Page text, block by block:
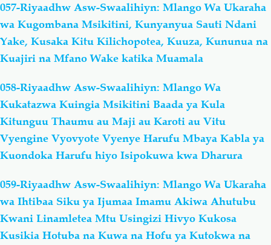
057-Riyaadhw Asw-Swaalihiyn: Mlango Wa Ukaraha
wa Kugombana Msikitini, Kunyanyua Sauti Ndani
Yake, Kusaka Kitu Kilichopotea, Kuuza, Kununua na
Kuajiri na Mfano Wake katika Muamala
058-Riyaadhw Asw-Swaalihiyn: Mlango Wa
Kukatazwa Kuingia Msikitini Baada ya Kula
Kitunguu Thaumu au Maji au Karoti au Vitu
Vyengine Vyovyote Vyenye Harufu Mbaya Kabla ya
Kuondoka Harufu hiyo Isipokuwa kwa Dharura
059-Riyaadhw Asw-Swaalihiyn: Mlango Wa Ukaraha
wa Ihtibaa Siku ya Ijumaa Imamu Akiwa Ahutubu
Kwani Linamletea Mtu Usingizi Hivyo Kukosa
Kusikia Hotuba na Kuwa na Hofu ya Kutokwa na